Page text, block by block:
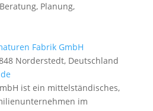
Planung,
Fabrik GmbH
Norderstedt, Deutschland
ist ein mittelständisches,
im